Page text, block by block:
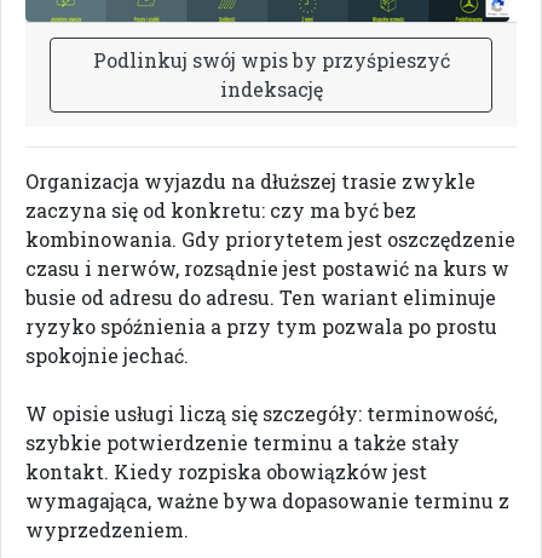
Podlinkuj swój wpisby przyśpieszyć
indeksację
Organizacja wyjazdu na dłuższej trasie zwykle
zaczyna się od konkretu: czy ma być bez
kombinowania. Gdy priorytetem jest oszczędzenie
czasu i nerwów, rozsądnie jest postawić na kurs w
busie od adresu do adresu. Ten wariant eliminuje
ryzyko spóźnienia a przy tym pozwala po prostu
spokojnie jechać.
W opisie usługi liczą się szczegóły: terminowość,
szybkie potwierdzenie terminu a także stały
kontakt. Kiedy rozpiska obowiązków jest
wymagająca, ważne bywa dopasowanie terminu z
wyprzedzeniem.